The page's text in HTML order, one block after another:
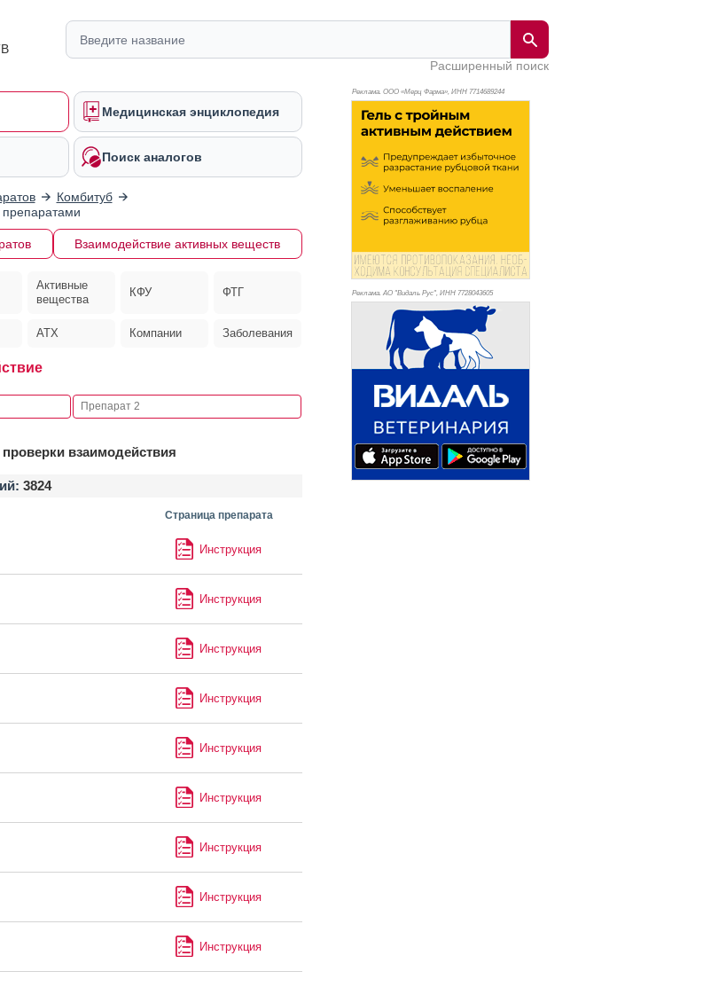
Расширенный поиск
Медицинская энциклопедия
Поиск аналогов
Комбитуб
препаратами
Взаимодействие активных веществ
Активные
вещества
КФУ ФТГ
АТХ Компании Заболевания
взаимодействия
3824
Страница препарата
Инструкция
Инструкция
Инструкция
Инструкция
Инструкция
Инструкция
Инструкция
Инструкция
Инструкция
Реклама. ООО «Мерц Фарма», ИНН 7714689244
Реклама. АО "Видаль Рус", ИНН 7728043605